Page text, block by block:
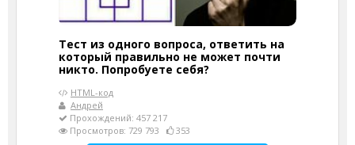
Тест из одного вопроса, ответить на
который правильно не может почти
никто. Попробуете себя?
HTML-код
Андрей
Прохождений: 457 217
Просмотров: 729 793
353